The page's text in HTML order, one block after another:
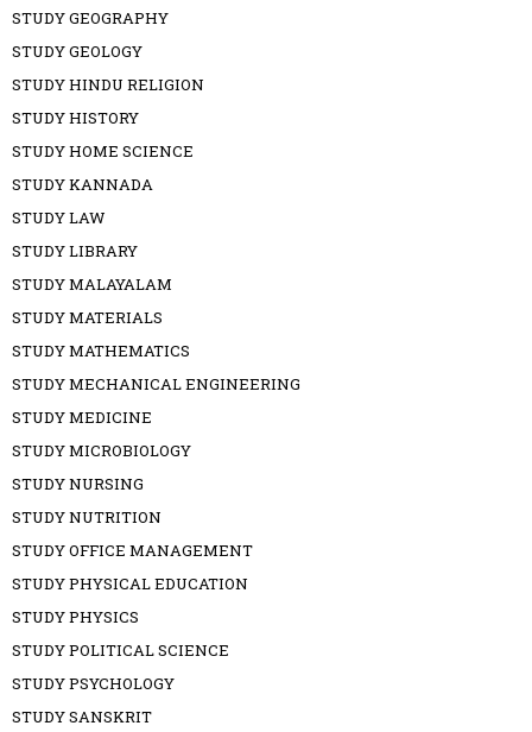
STUDY GEOGRAPHY
STUDY GEOLOGY
STUDY HINDU RELIGION
STUDY HISTORY
STUDY HOME SCIENCE
STUDY KANNADA
STUDY LAW
STUDY LIBRARY
STUDY MALAYALAM
STUDY MATERIALS
STUDY MATHEMATICS
STUDY MECHANICAL ENGINEERING
STUDY MEDICINE
STUDY MICROBIOLOGY
STUDY NURSING
STUDY NUTRITION
STUDY OFFICE MANAGEMENT
STUDY PHYSICAL EDUCATION
STUDY PHYSICS
STUDY POLITICAL SCIENCE
STUDY PSYCHOLOGY
STUDY SANSKRIT